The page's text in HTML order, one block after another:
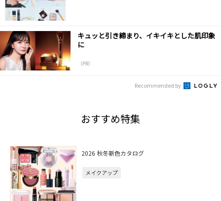
キュッと引き締まり、イキイキとした肌印象
に
（PR）
Recommended by
おすすめ特集
2026 秋冬新色カタログ
メイクアップ